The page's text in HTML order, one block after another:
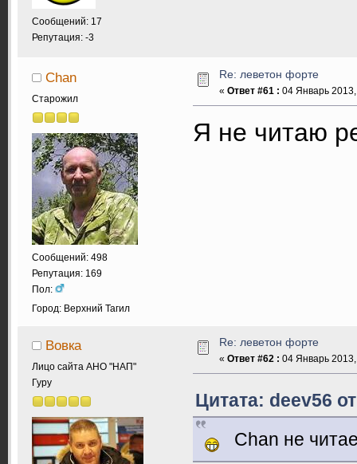
Сообщений: 17
Репутация: -3
Chan
Старожил
Сообщений: 498
Репутация: 169
Пол:
Город: Верхний Тагил
Re: леветон форте
« Ответ #61 : 04 Январь
Я не читаю
Вовка
Лицо сайта АНО "НАП"
Гуру
Re: леветон форте
« Ответ #62 : 04 Январь
Цитата: deev56
Chan не